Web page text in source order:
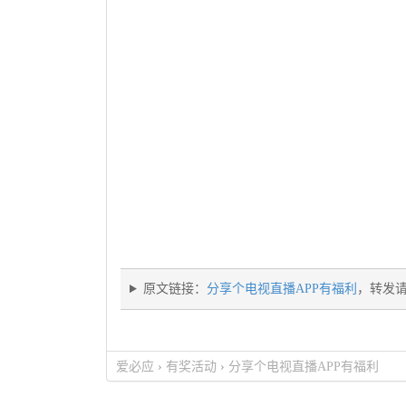
原文链接： 分享个电视直播APP有福利 ，转发
爱必应 › 有奖活动 › 分享个电视直播APP有福利